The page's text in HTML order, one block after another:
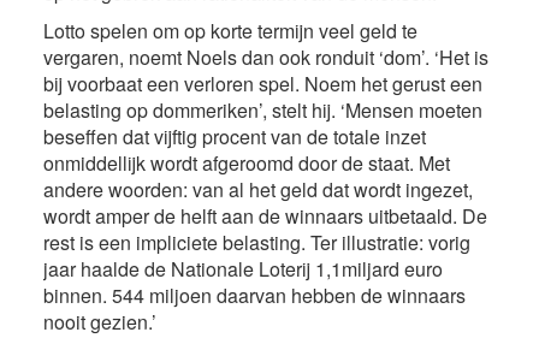
Lotto spelen om op korte termijn veel geld te
vergaren, noemt Noels dan ook ronduit ‘dom’. ‘Het is
bij voorbaat een verloren spel. Noem het gerust een
belasting op dommeriken’, stelt hij. ‘Mensen moeten
beseffen dat vijftig procent van de totale inzet
onmiddellijk wordt afgeroomd door de staat. Met
andere woorden: van al het geld dat wordt ingezet,
wordt amper de helft aan de winnaars uitbetaald. De
rest is een impliciete belasting. Ter illustratie: vorig
jaar haalde de Nationale Loterij 1,1miljard euro
binnen. 544 miljoen daarvan hebben de winnaars
nooit gezien.’